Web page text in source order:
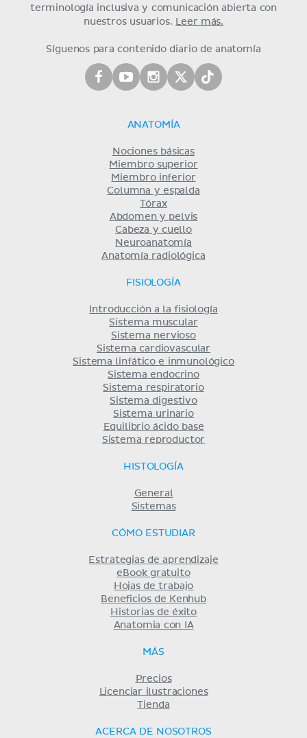
terminología inclusiva y comunicación abierta con
nuestros usuarios. Leer más.
Síguenos para contenido diario de anatomía
ANATOMÍA
Nociones básicas
Miembro superior
Miembro inferior
Columna y espalda
Tórax
Abdomen y pelvis
Cabeza y cuello
Neuroanatomía
Anatomía radiológica
FISIOLOGÍA
Introducción a la fisiología
Sistema muscular
Sistema nervioso
Sistema cardiovascular
Sistema linfático e inmunológico
Sistema endocrino
Sistema respiratorio
Sistema digestivo
Sistema urinario
Equilibrio ácido base
Sistema reproductor
HISTOLOGÍA
General
Sistemas
CÓMO ESTUDIAR
Estrategias de aprendizaje
eBook gratuito
Hojas de trabajo
Beneficios de Kenhub
Historias de éxito
Anatomia con IA
MÁS
Precios
Licenciar ilustraciones
Tienda
ACERCA DE NOSOTROS